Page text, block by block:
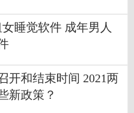
睡觉软件 成年男人
开和结束时间 2021两
新政策？